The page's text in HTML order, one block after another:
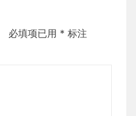
必填项已用 * 标注